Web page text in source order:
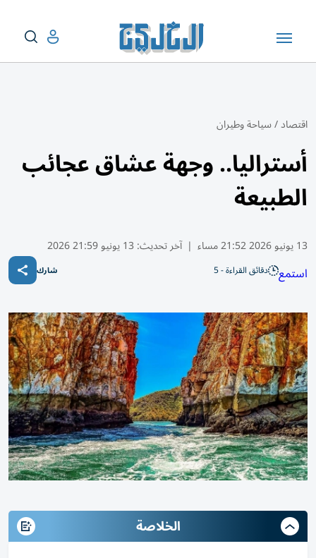
اقتصاد/سياحة وطيران
أستراليا.. وجهة عشاق عجائب
الطبيعة
13 يونيو 2026 21:52 مساء | آخر تحديث: 13 يونيو 21:59 2026
استمع دقائق القراءة - 5 شارك
الخلاصة